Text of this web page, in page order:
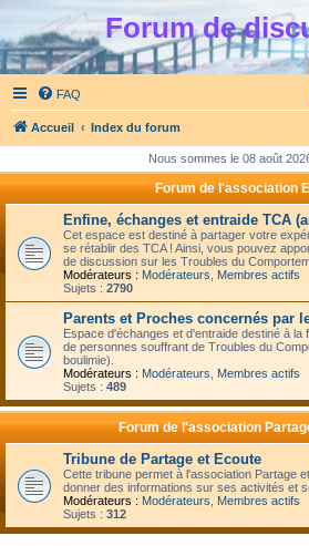
Forum de
FAQ
Accueil Index du forum
Nous sommes le 08 août
Forum de l'association
Enfine, échanges et entraide TCA
Cet espace est destiné à partager votre
se rétablir des TCA ! Ainsi, vous pouvez
de discussion sur les Troubles du
Modérateurs : Modérateurs
Membres actifs
Sujets : 2790
Parents et Proches concernés par
Espace d'échanges et d'entraide destiné à la
de personnes souffrant de Troubles du
boulimie).
Modérateurs : Modérateurs
Membres actifs
Sujets : 489
Forum de l'association
Tribune de Partage et Ecoute
Cette tribune permet à l'association Partage
donner des informations sur ses activités et
Modérateurs : Modérateurs
Membres actifs
Sujets : 312